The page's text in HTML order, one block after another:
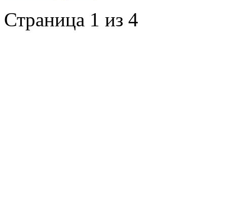
Страница 1 из 4